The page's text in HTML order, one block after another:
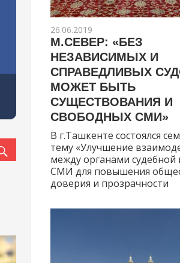
26.06.2019
М.СЕВЕР: «БЕЗ
НЕЗАВИСИМЫХ И
СПРАВЕДЛИВЫХ
МОЖЕТ БЫТЬ
СУЩЕСТВОВАНИЯ И
СВОБОДНЫХ СМИ»
В г.Ташкенте состоялся
тему «Улучшение
между органами судебной
СМИ для повышения
доверия и прозрачности